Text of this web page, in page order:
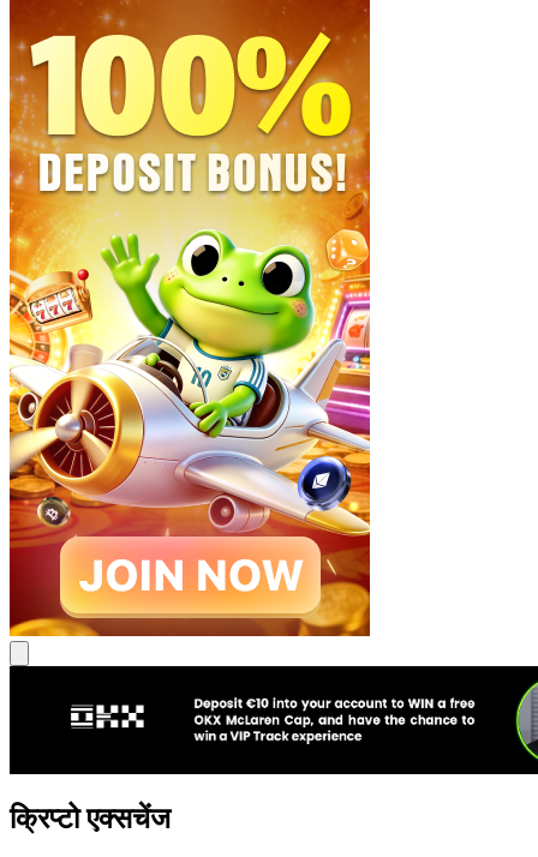
क्रिप्टो एक्सचेंज